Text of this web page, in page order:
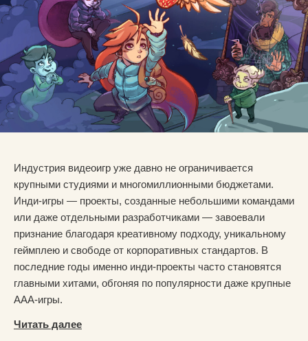
Индустрия видеоигр уже давно не ограничивается
крупными студиями и многомиллионными бюджетами.
Инди-игры — проекты, созданные небольшими командами
или даже отдельными разработчиками — завоевали
признание благодаря креативному подходу, уникальному
геймплею и свободе от корпоративных стандартов. В
последние годы именно инди-проекты часто становятся
главными хитами, обгоняя по популярности даже крупные
ААА-игры.
Читать далее